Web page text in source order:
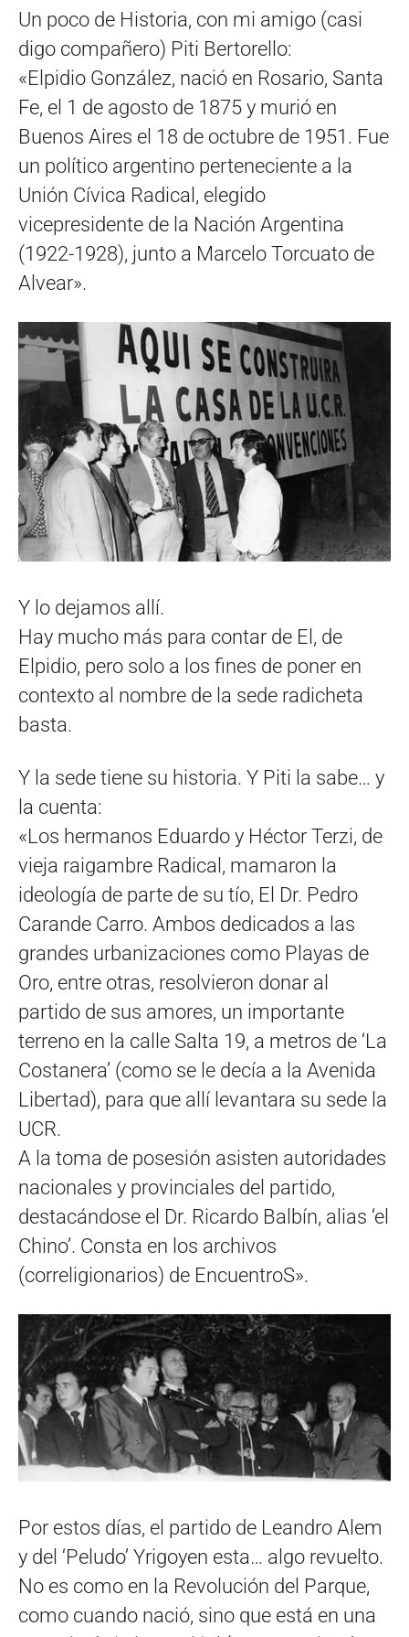
Un poco de Historia, con mi amigo (casi
digo compañero) Piti Bertorello:
«Elpidio González, nació en Rosario, Santa
Fe, el 1 de agosto de 1875 y murió en
Buenos Aires el 18 de octubre de 1951. Fue
un político argentino perteneciente a la
Unión Cívica Radical, elegido
vicepresidente de la Nación Argentina
(1922-1928), junto a Marcelo Torcuato de
Alvear».
Y lo dejamos allí.
Hay mucho más para contar de El, de
Elpidio, pero solo a los fines de poner en
contexto al nombre de la sede radicheta
basta.
Y la sede tiene su historia. Y Piti la sabe… y
la cuenta:
«Los hermanos Eduardo y Héctor Terzi, de
vieja raigambre Radical, mamaron la
ideología de parte de su tío, El Dr. Pedro
Carande Carro. Ambos dedicados a las
grandes urbanizaciones como Playas de
Oro, entre otras, resolvieron donar al
partido de sus amores, un importante
terreno en la calle Salta 19, a metros de ‘La
Costanera’ (como se le decía a la Avenida
Libertad), para que allí levantara su sede la
UCR.
A la toma de posesión asisten autoridades
nacionales y provinciales del partido,
destacándose el Dr. Ricardo Balbín, alias ‘el
Chino’. Consta en los archivos
(correligionarios) de EncuentroS».
Por estos días, el partido de Leandro Alem
y del ‘Peludo’ Yrigoyen esta… algo revuelto.
No es como en la Revolución del Parque,
como cuando nació, sino que está en una